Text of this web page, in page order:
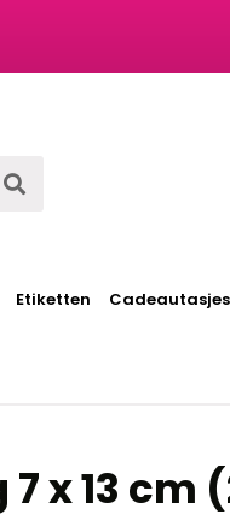
Etiketten Cadeautasjes
x 13 cm